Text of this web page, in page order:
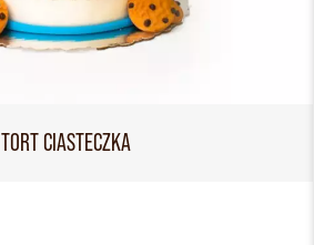
TORT CIASTECZKA